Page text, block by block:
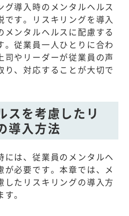
グ導入時のメンタルヘルス
です。リスキリングを導入
メンタルヘルスに配慮する
。従業員一人ひとりに合わ
司やリーダーが従業員の声
り、対応することが大切で
スを考慮したリ
導入方法
には、従業員のメンタルヘ
が必要です。本章では、メ
したリスキリングの導入方
。